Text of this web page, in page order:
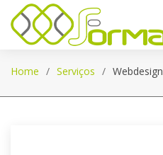
Home Serviços Webdesign